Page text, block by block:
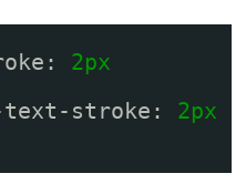
2px
text-stroke: 2px